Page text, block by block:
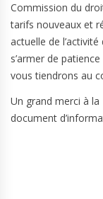
Commission du
tarifs nouveaux et
actuelle de
s’armer de
vous tiendrons au
Un grand merci à la
document